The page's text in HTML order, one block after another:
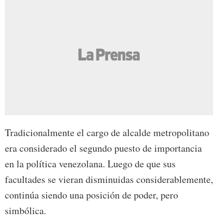
Tradicionalmente el cargo de alcalde metropolitano
era considerado el segundo puesto de importancia
en la política venezolana. Luego de que sus
facultades se vieran disminuidas considerablemente,
continúa siendo una posición de poder, pero
simbólica.